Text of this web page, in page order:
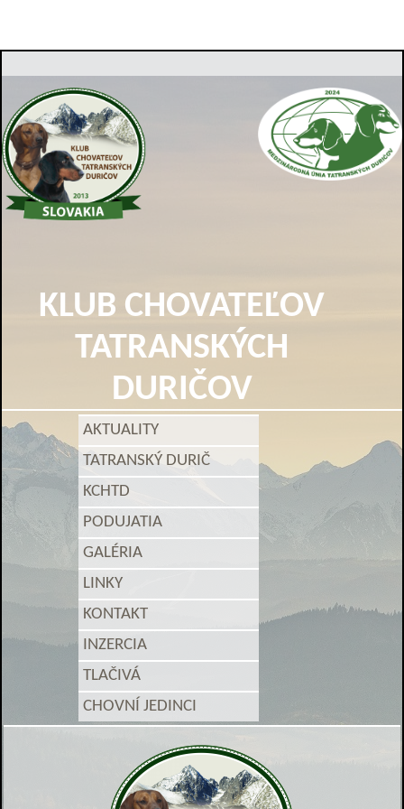
KLUB CHOVATEĽOV
TATRANSKÝCH
DURIČOV
AKTUALITY
TATRANSKÝ DURIČ
KCHTD
PODUJATIA
GALÉRIA
LINKY
KONTAKT
INZERCIA
TLAČIVÁ
CHOVNÍ JEDINCI